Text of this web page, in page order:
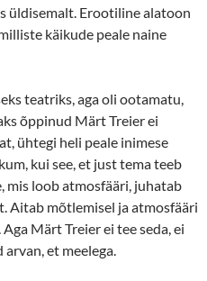
üldisemalt. Erootiline alatoon
käikude peale naine
teatriks, aga oli ootamatu,
õppinud Märt Treier ei
ühtegi heli peale inimese
kui see, et just tema teeb
mis loob atmosfääri, juhatab
Aitab mõtlemisel ja atmosfääri
Märt Treier ei tee seda, ei
et meelega.